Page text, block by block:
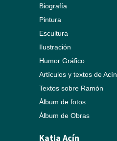
Biografía
Pintura
Escultura
Ilustración
Humor Gráfico
Artículos y textos de Acín
Textos sobre Ramón
Álbum de fotos
Álbum de Obras
Katia Acín